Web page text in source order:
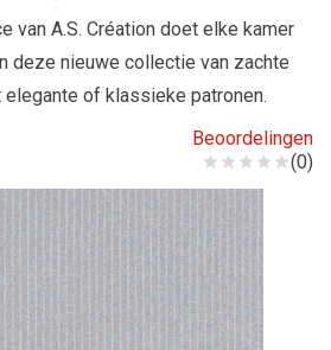
van A.S. Création doet elke kamer
deze nieuwe collectie van zachte
of klassieke patronen.
Beoordelingen
(0)